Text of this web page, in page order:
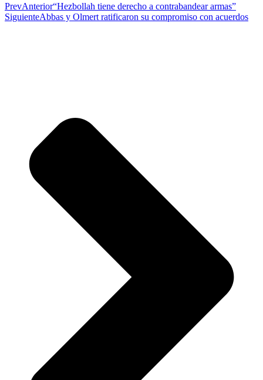
PrevAnterior“Hezbollah tiene derecho a contrabandear armas”
SiguienteAbbas y Olmert ratificaron su compromiso con acuerdos